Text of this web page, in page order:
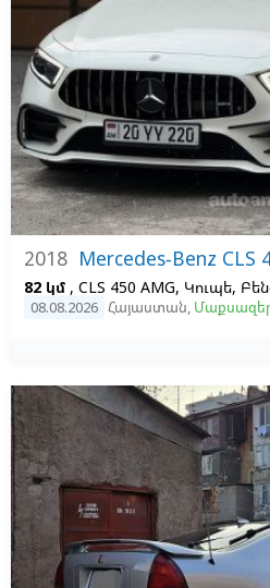
2018 Mercedes-Benz CLS
82 կմ , CLS 450 AMG, Կուպե,
08.08.2026 Հայաստան,